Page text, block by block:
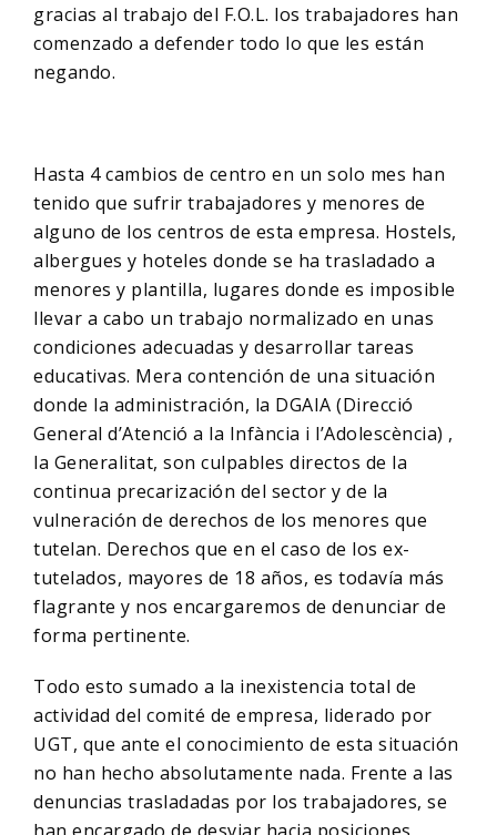
gracias al trabajo del F.O.L. los trabajadores han
comenzado a defender todo lo que les están
negando.
Hasta 4 cambios de centro en un solo mes han
tenido que sufrir trabajadores y menores de
alguno de los centros de esta empresa. Hostels,
albergues y hoteles donde se ha trasladado a
menores y plantilla, lugares donde es imposible
llevar a cabo un trabajo normalizado en unas
condiciones adecuadas y desarrollar tareas
educativas. Mera contención de una situación
donde la administración, la DGAIA (Direcció
General d’Atenció a la Infància i l’Adolescència) ,
la Generalitat, son culpables directos de la
continua precarización del sector y de la
vulneración de derechos de los menores que
tutelan. Derechos que en el caso de los ex-
tutelados, mayores de 18 años, es todavía más
flagrante y nos encargaremos de denunciar de
forma pertinente.
Todo esto sumado a la inexistencia total de
actividad del comité de empresa, liderado por
UGT, que ante el conocimiento de esta situación
no han hecho absolutamente nada. Frente a las
denuncias trasladadas por los trabajadores, se